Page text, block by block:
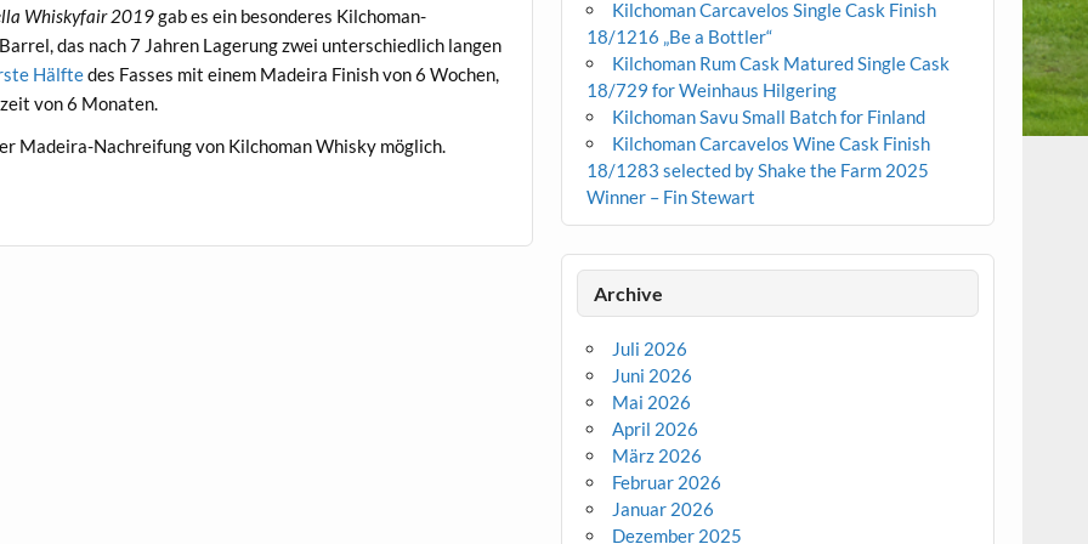
Whiskyfair 2019gab es ein besonderes Kilchoman-
das nach 7 Jahren Lagerung zwei unterschiedlich langen
Hälftedes Fasses mit einem Madeira Finish von 6 Wochen,
von 6 Monaten.
Madeira-Nachreifung von Kilchoman Whisky möglich.
Kilchoman Carcavelos Single Cask Finish
18/1216 „Be a Bottler“
Kilchoman Rum Cask Matured Single Cask
18/729 for Weinhaus Hilgering
Kilchoman Savu Small Batch for Finland
Kilchoman Carcavelos Wine Cask Finish
18/1283 selected by Shake the Farm 2025
Winner – Fin Stewart
Archive
Juli 2026
Juni 2026
Mai 2026
April 2026
März 2026
Februar 2026
Januar 2026
Dezember 2025